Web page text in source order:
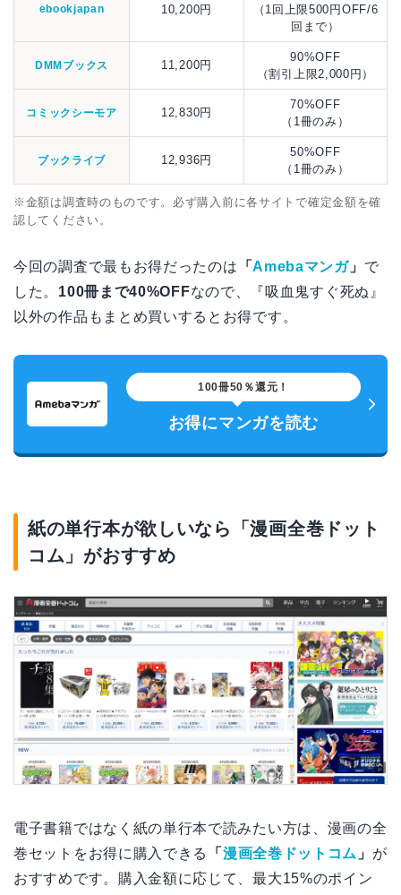
ebookjapan 10,200円
（1回上限500円OFF/6
回まで）
DMMブックス 11,200円
90%OFF
（割引上限2,000円）
コミックシーモア 12,830円
70%OFF
（1冊のみ）
ブックライブ 12,936円
50%OFF
（1冊のみ）
※金額は調査時のものです。必ず購入前に各サイトで確定金額を確
認してください。
今回の調査で最もお得だったのは 「Amebaマンガ」 で
した。 100冊まで40%OFFなので、『吸血鬼すぐ死ぬ』
以外の作品もまとめ買いするとお得です。
100冊50％還元！
お得にマンガを読む
紙の単行本が欲しいなら「漫画全巻ドット
コム」がおすすめ
電子書籍ではなく紙の単行本で読みたい方は、漫画の全
巻セットをお得に購入できる
「 漫画全巻ドットコム 」 が
おすすめです。購入金額に応じて、最大15%のポイン